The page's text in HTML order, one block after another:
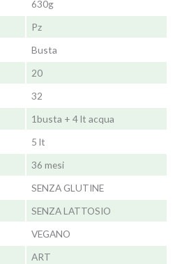
630g
Pz
Busta
20
32
1busta + 4 lt acqua
5 lt
36 mesi
SENZA GLUTINE
SENZA LATTOSIO
VEGANO
ART